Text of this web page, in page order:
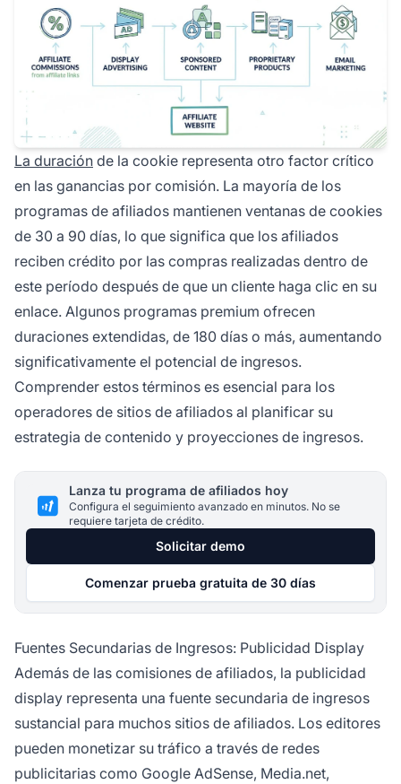
La duración de la cookie representa otro factor crítico
en las ganancias por comisión. La mayoría de los
programas de afiliados mantienen ventanas de cookies
de 30 a 90 días, lo que significa que los afiliados
reciben crédito por las compras realizadas dentro de
este período después de que un cliente haga clic en su
enlace. Algunos programas premium ofrecen
duraciones extendidas, de 180 días o más, aumentando
significativamente el potencial de ingresos.
Comprender estos términos es esencial para los
operadores de sitios de afiliados al planificar su
estrategia de contenido y proyecciones de ingresos.
Lanza tu programa de afiliados hoy
Configura el seguimiento avanzado en minutos. No se
requiere tarjeta de crédito.
Solicitar demo
Comenzar prueba gratuita de 30 días
Fuentes Secundarias de Ingresos: Publicidad Display
Además de las comisiones de afiliados, la publicidad
display representa una fuente secundaria de ingresos
sustancial para muchos sitios de afiliados. Los editores
pueden monetizar su tráfico a través de redes
publicitarias como Google AdSense, Media.net,